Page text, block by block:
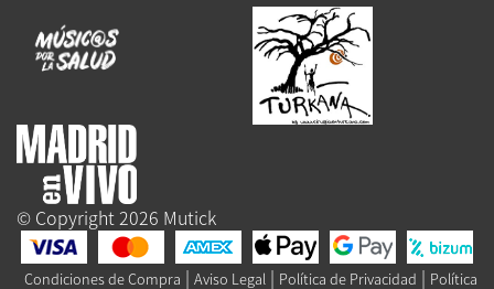
© Copyright 2026 Mutick
Condiciones de Compra | Aviso Legal | Política de Privacidad | Política